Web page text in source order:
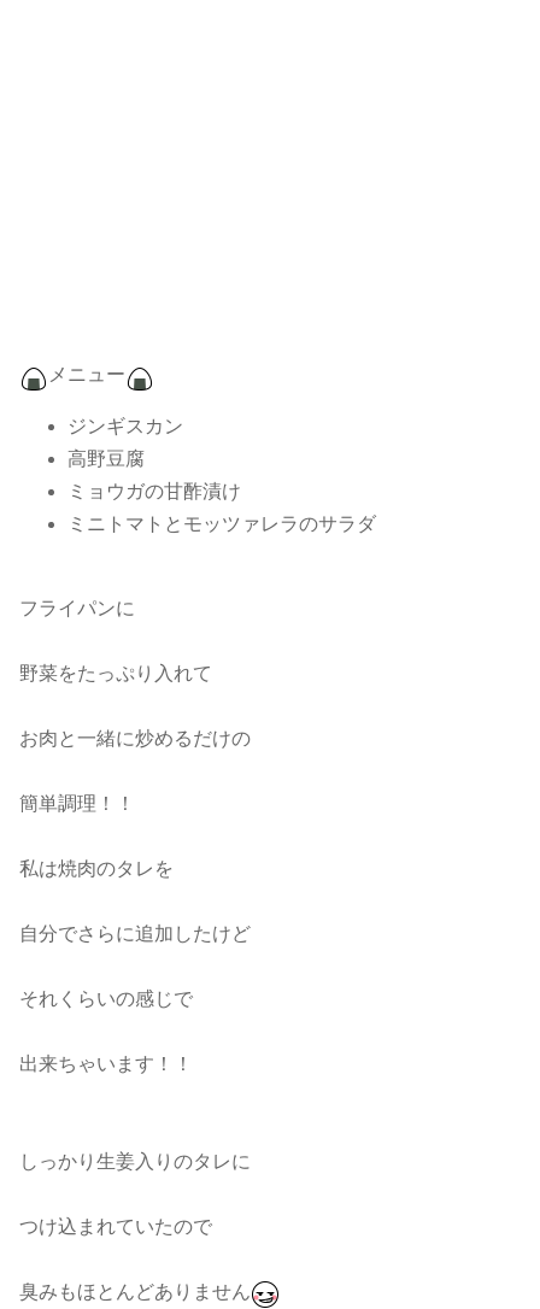
メニュー
ジンギスカン
高野豆腐
ミョウガの甘酢漬け
ミニトマトとモッツァレラのサラダ
フライパンに
野菜をたっぷり入れて
お肉と一緒に炒めるだけの
簡単調理！！
私は焼肉のタレを
自分でさらに追加したけど
それくらいの感じで
出来ちゃいます！！
しっかり生姜入りのタレに
つけ込まれていたので
臭みもほとんどありません